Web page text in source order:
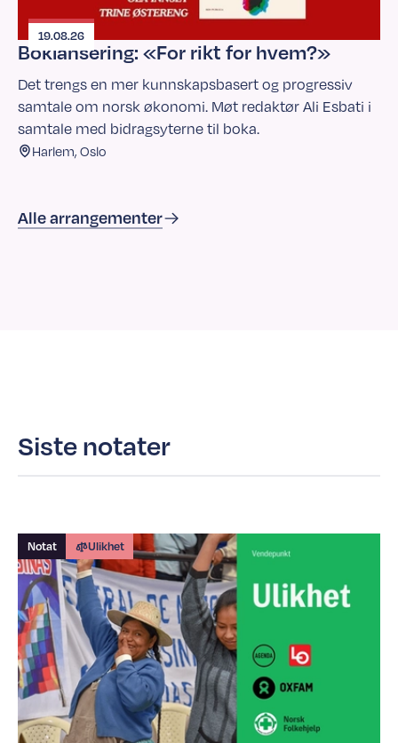
19.08.26
Boklansering: «For rikt for hvem?»
Det trengs en mer kunnskapsbasert og progressiv
samtale om norsk økonomi. Møt redaktør Ali Esbati i
samtale med bidragsyterne til boka.
Harlem, Oslo
Alle arrangementer
Siste notater
Notat Ulikhet